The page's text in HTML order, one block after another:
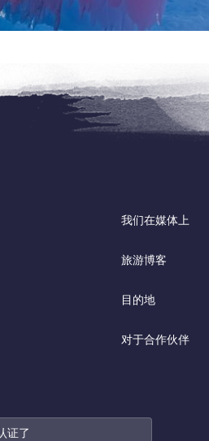
我们在媒体上
旅游博客
目的地
对于合作伙伴
证了